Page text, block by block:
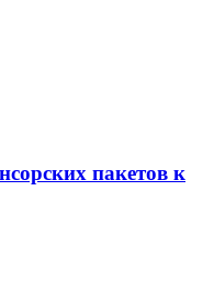
пакетов к